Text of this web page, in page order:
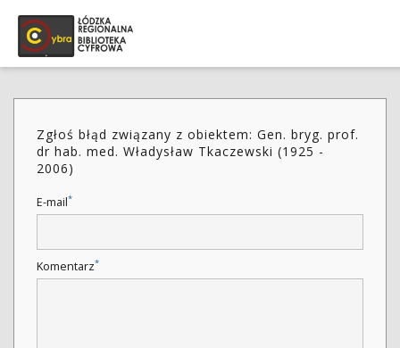
Zgłoś błąd związany z obiektem: Gen. bryg. prof.
dr hab. med. Władysław Tkaczewski (1925 -
2006)
E-mail*
Komentarz*